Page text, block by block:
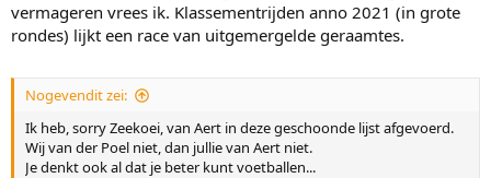
vermageren vrees ik. Klassementrijden anno 2021 (in grote
rondes) lijkt een race van uitgemergelde geraamtes.
Nogevendit zei:
Ik heb, sorry Zeekoei, van Aert in deze geschoonde lijst afgevoerd.
Wij van der Poel niet, dan jullie van Aert niet.
Je denkt ook al dat je beter kunt voetballen...